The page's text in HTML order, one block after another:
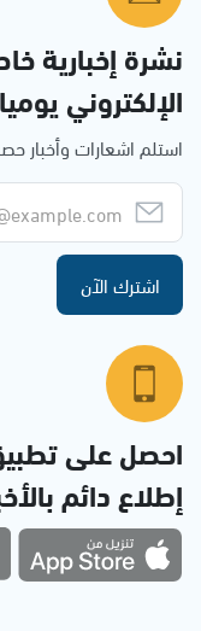
نشرة إخبارية
الإلكتروني يوميا
استلم اشعارات وأخبار
اشترك الآن
احصل على
إطلاع دائم